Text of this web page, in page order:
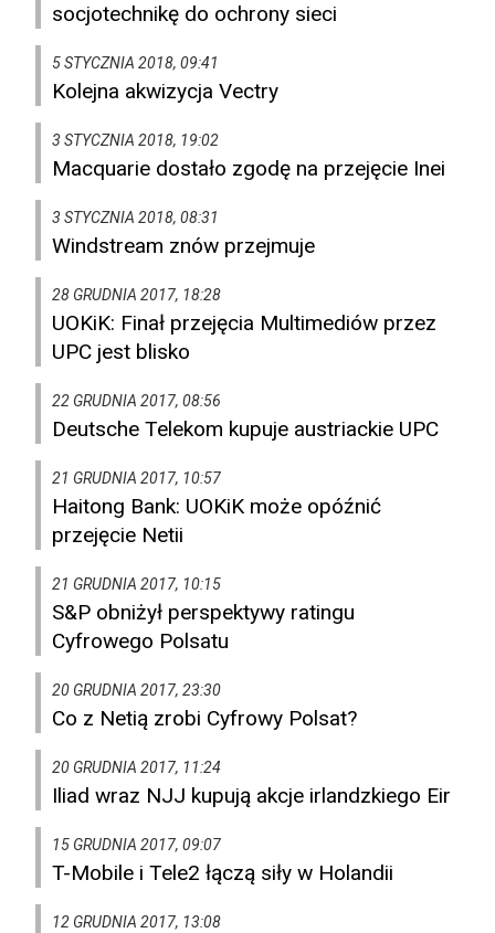
socjotechnikę do ochrony sieci
5 STYCZNIA 2018, 09:41
Kolejna akwizycja Vectry
3 STYCZNIA 2018, 19:02
Macquarie dostało zgodę na przejęcie Inei
3 STYCZNIA 2018, 08:31
Windstream znów przejmuje
28 GRUDNIA 2017, 18:28
UOKiK: Finał przejęcia Multimediów przez
UPC jest blisko
22 GRUDNIA 2017, 08:56
Deutsche Telekom kupuje austriackie UPC
21 GRUDNIA 2017, 10:57
Haitong Bank: UOKiK może opóźnić
przejęcie Netii
21 GRUDNIA 2017, 10:15
S&P obniżył perspektywy ratingu
Cyfrowego Polsatu
20 GRUDNIA 2017, 23:30
Co z Netią zrobi Cyfrowy Polsat?
20 GRUDNIA 2017, 11:24
Iliad wraz NJJ kupują akcje irlandzkiego Eir
15 GRUDNIA 2017, 09:07
T-Mobile i Tele2 łączą siły w Holandii
12 GRUDNIA 2017, 13:08